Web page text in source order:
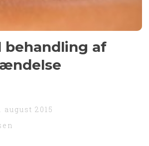
behandling af
august 2015